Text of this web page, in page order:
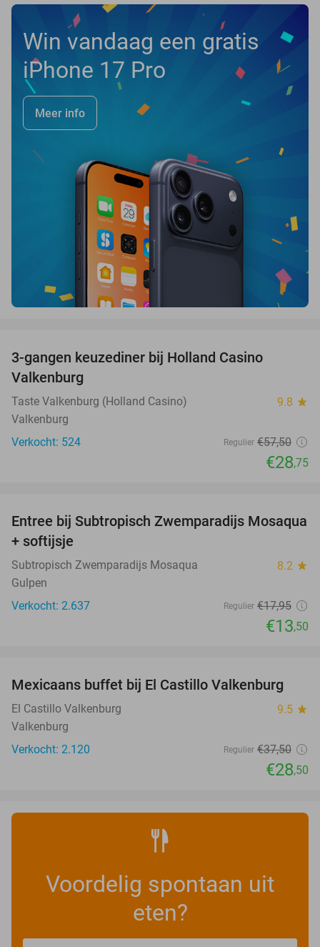
Win vandaag een gratis
iPhone 17 Pro
Meer info
3-gangen keuzediner bij Holland Casino
Valkenburg
Taste Valkenburg (Holland Casino) 9.8 star
Valkenburg
Verkocht: 524
Regulier €57,50
€28,75
25%
Entree bij Subtropisch Zwemparadijs Mosaqua
+ softijsje
Subtropisch Zwemparadijs Mosaqua 8.2 star
Gulpen
Verkocht: 2.637
Regulier €17,95
€13,50
24%
Mexicaans buffet bij El Castillo Valkenburg
El Castillo Valkenburg 9.5 star
Valkenburg
Verkocht: 2.120
Regulier €37,50
€28,50
Voordelig spontaan uit
eten?